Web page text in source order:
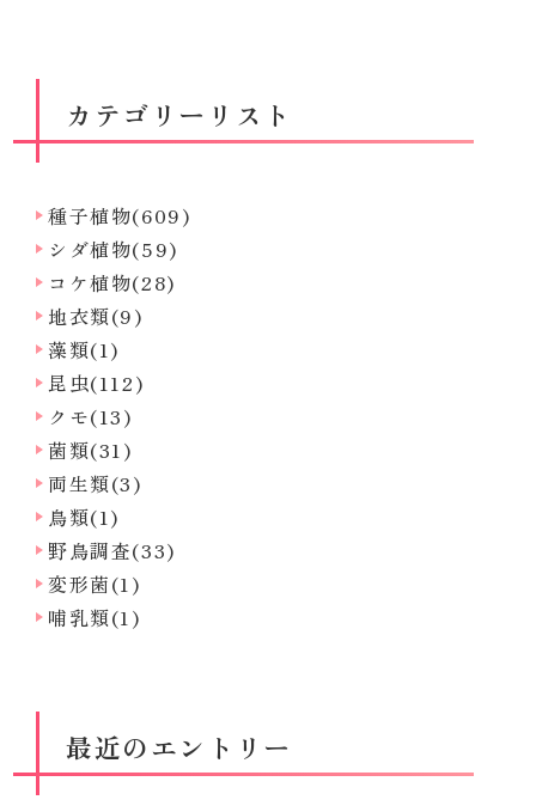
カテゴリーリスト
種子植物(609)
シダ植物(59)
コケ植物(28)
地衣類(9)
藻類(1)
昆虫(112)
クモ(13)
菌類(31)
両生類(3)
鳥類(1)
野鳥調査(33)
変形菌(1)
哺乳類(1)
最近のエントリー